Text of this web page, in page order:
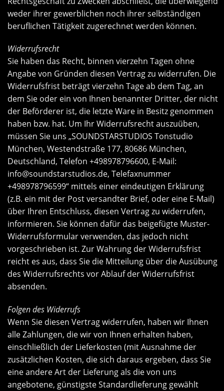
weder ihrer gewerblichen noch ihrer selbständigen
beruflichen Tätigkeit zugerechnet werden können.
Widerrufsrecht
Sie haben das Recht, binnen vierzehn Tagen ohne
Angabe von Gründen diesen Vertrag zu widerrufen. Die
Widerrufsfrist beträgt vierzehn Tage ab dem Tag, an
dem Sie oder ein von Ihnen benannter Dritter, der nicht
der Beförderer ist, die letzte Ware in Besitz genommen
haben bzw. hat. Um Ihr Widerrufsrecht auszuüben,
müssen Sie uns „SOUNDSTARSTUDIOS Tonstudio
München, Westendstraße 177, 80686 München,
Deutschland, Telefon +498978796600, E-Mail:
info@soundstarstudios.de, Telefaxnummer
+498978796599“ mittels einer eindeutigen Erklärung
(z.B. ein mit der Post versandter Brief, oder eine E-Mail)
über Ihren Entschluss, diesen Vertrag zu widerrufen,
informieren. Sie können dafür das beigefügte Muster-
Widerrufsformular verwenden, das jedoch nicht
vorgeschrieben ist. Zur Wahrung der Widerrufsfrist
reicht es aus, dass Sie die Mitteilung über die Ausübung
des Widerrufsrechts vor Ablauf der Widerrufsfrist
absenden.
Folgen des Widerrufs
Wenn Sie diesen Vertrag widerrufen, haben wir Ihnen
alle Zahlungen, die wir von Ihnen erhalten haben,
einschließlich der Lieferkosten (mit Ausnahme der
zusätzlichen Kosten, die sich daraus ergeben, dass Sie
eine andere Art der Lieferung als die von uns
angebotene, günstigste Standardlieferung gewählt